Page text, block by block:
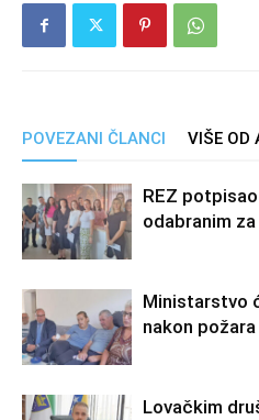
POVEZANI ČLANCI VIŠE OD
REZ
odabranim
Ministarstvo
nakon
Lovačkim